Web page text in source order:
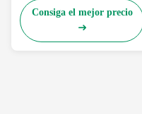
Consiga el mejor precio